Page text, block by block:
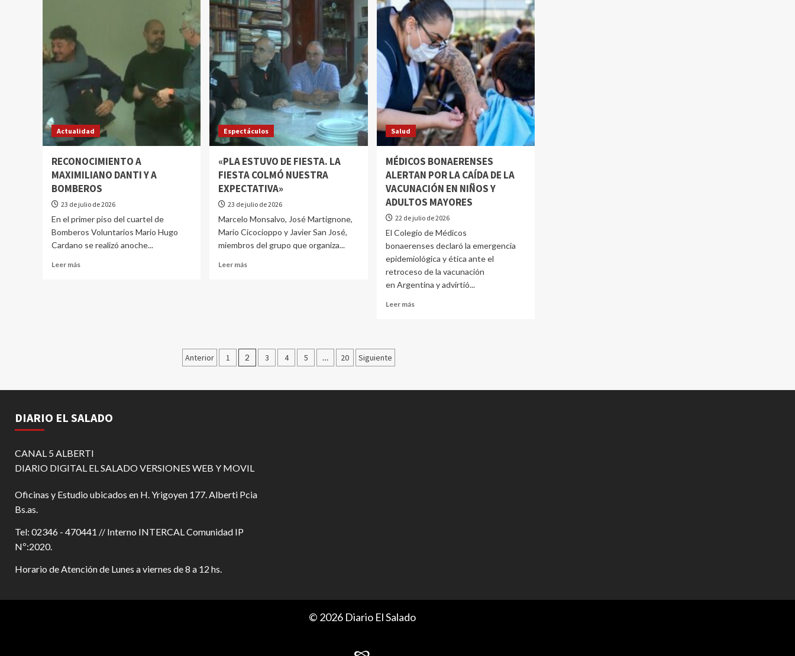
Actualidad
RECONOCIMIENTO A
MAXIMILIANO DANTI Y A
BOMBEROS
23 de julio de 2026
En el primer piso del cuartel de
Bomberos Voluntarios Mario Hugo
Cardano se realizó anoche...
Leer más
Espectáculos
«PLA ESTUVO DE FIESTA. LA
FIESTA COLMÓ NUESTRA
EXPECTATIVA»
23 de julio de 2026
Marcelo Monsalvo, José Martignone,
Mario Cicocioppo y Javier San José,
miembros del grupo que organiza...
Leer más
Salud
MÉDICOS BONAERENSES
ALERTAN POR LA CAÍDA DE LA
VACUNACIÓN EN NIÑOS Y
ADULTOS MAYORES
22 de julio de 2026
El Colegio de Médicos
bonaerenses declaró la emergencia
epidemiológica y ética ante el
retroceso de la vacunación
en Argentina y advirtió...
Leer más
Anterior 1 2 3 4 5 … 20 Siguiente
DIARIO EL SALADO
CANAL 5 ALBERTI
DIARIO DIGITAL EL SALADO VERSIONES WEB Y MOVIL
Oficinas y Estudio ubicados en H. Yrigoyen 177. Alberti Pcia
Bs.as.
Tel: 02346 - 470441 // Interno INTERCAL Comunidad IP
Nº:2020.
Horario de Atención de Lunes a viernes de 8 a 12 hs.
© 2026 Diario El Salado